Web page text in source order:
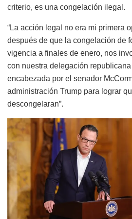
criterio, es una congelación ilegal.
“La acción legal no era mi primera
después de que la congelación de
vigencia a finales de enero, nos
con nuestra delegación
encabezada por el senador
administración Trump para lograr
descongelaran”.